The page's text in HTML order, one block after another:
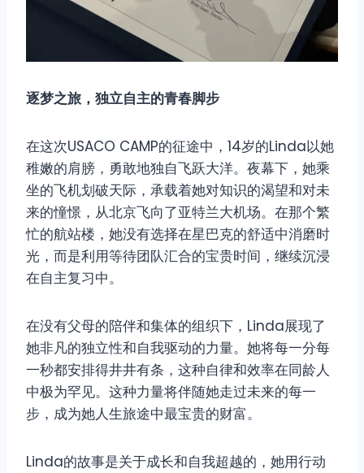
逐梦之旅，独立自主的青春脚步
在这次USACO CAMP的征途中，14岁的Linda以她
稚嫩的肩膀，勇敢地独自飞跃大洋。夜幕下，她乘
坐的飞机划破天际，承载着她对知识的渴望和对未
来的憧憬，从北京飞向了亚特兰大机场。在那个繁
忙的航站楼，她没有选择在星巴克的舒适中消磨时
光，而是利用等待团队汇合的宝贵时间，继续沉浸
在自主复习中。
在没有父母的陪伴和集体的组织下，Linda展现了
她非凡的独立性和自我驱动的力量。她将每一分每
一秒都安排得井井有条，这种自律和效率在同龄人
中极为罕见。这种力量将伴随她走过未来的每一
步，成为她人生旅途中最宝贵的财富。
Linda的故事是关于成长和自我超越的，她用行动